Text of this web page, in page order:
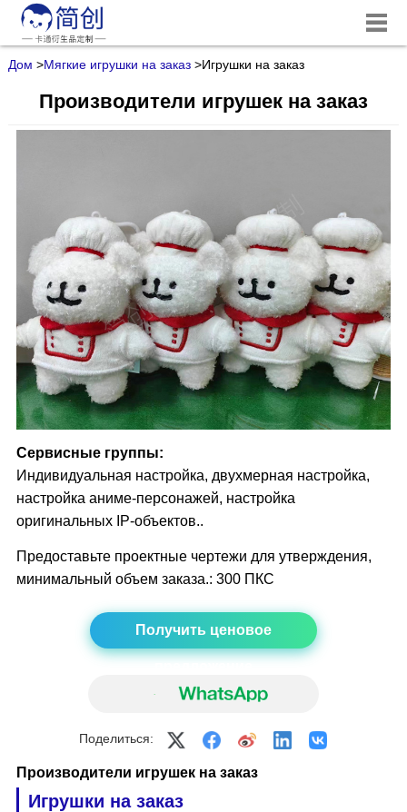
Дом >Мягкие игрушки на заказ>Игрушки на заказ
Производители игрушек на заказ
Сервисные группы:
Индивидуальная настройка, двухмерная настройка,
настройка аниме-персонажей, настройка
оригинальных IP-объектов..
Предоставьте проектные чертежи для утверждения,
минимальный объем заказа.: 300 ПКС
Получить ценовое
Поделиться:
Производители игрушек на заказ
Игрушки на заказ